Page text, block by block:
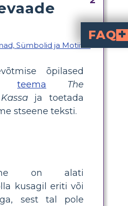
õpilased
teema
The
ja toetada
stseene teksti.
on alati
kusagil eriti või
sest tal pole
FAQ